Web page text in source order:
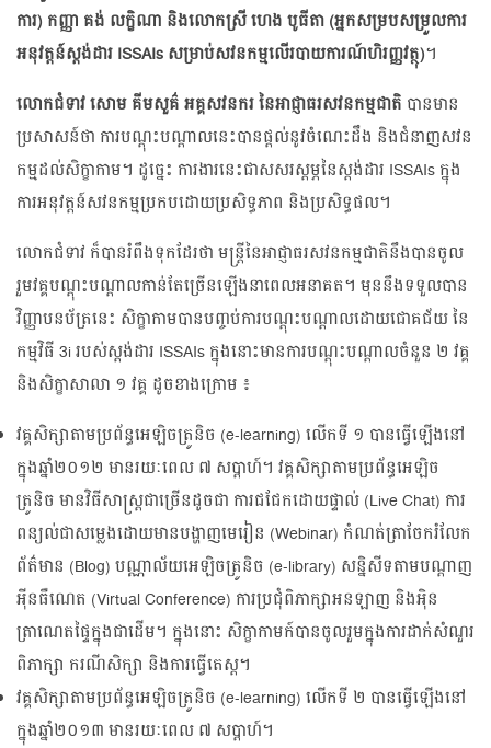
ការ) កញ្ញា គង់ លក្ខិណា និង​លោកស្រី ហេង បូធីតា (អ្នក​សម្រប​សម្រួល​ការ​
អនុវត្តន៍​ស្តង់ដារ ISSAIs សម្រាប់​សវនកម្ម​លើ​របាយការណ៍​ហិរញ្ញវត្ថុ)។
លោកជំទាវ សោម គីមសួគ៌ អគ្គសវនករ នៃ​អាជ្ញាធរ​សវនកម្ម​ជាតិ បាន​មាន​
ប្រសាសន៍​ថា ការ​បណ្តុះ​បណ្តាល​នេះ​បាន​ផ្តល់​នូវ​ចំណេះដឹង និង​ជំនាញ​សវន
កម្ម​ដល់​សិក្ខាកាម។ ដូច្នេះ ការងារ​នេះ​ជា​សសរ​ស្តម្ភ​នៃ​ស្តង់ដារ ISSAIs ក្នុង​
ការ​អនុវត្តន៍​សវនកម្ម​ប្រកប​ដោយ​ប្រសិទ្ធភាព និង​ប្រសិទ្ធផល។
លោកជំទាវ ក៏​បាន​រំពឹង​ទុក​ដែរ​ថា មន្ត្រី​នៃ​អាជ្ញាធរ​សវនកម្ម​ជាតិ​នឹង​បាន​ចូល​
រួម​វគ្គ​បណ្តុះ​បណ្តាល​កាន់​តែ​ច្រើន​ឡើង​នា​ពេល​អនាគត។ មុន​នឹង​ទទួល​បាន​
វិញ្ញាបនប័ត្រ​នេះ សិក្ខាកាម​បាន​បញ្ចប់​ការ​បណ្តុះ​បណ្តាល​ដោយ​ជោគជ័យ នៃ​
កម្មវិធី 3i របស់​ស្តង់ដារ ISSAIs ក្នុង​នោះ​មាន​ការ​បណ្តុះ​បណ្តាល​ចំនួន ២ វគ្គ
និង​សិក្ខា​សាលា ១ វគ្គ ដូច​ខាង​ក្រោម ៖
វគ្គ​សិក្សា​តាម​ប្រព័ន្ធ​អេឡិច​ត្រូនិច (e-learning) លើក​ទី ១ បាន​ធ្វើ​ឡើង​នៅ​
ក្នុង​ឆ្នាំ២០១២ មាន​រយៈពេល ៧ សប្តាហ៍។ វគ្គ​សិក្សា​តាម​ប្រព័ន្ធ​អេឡិច​
ត្រូនិច មាន​វិធីសាស្ត្រ​ជា​ច្រើន​ដូចជា ការ​ជជែក​ដោយ​ផ្ទាល់ (Live Chat) ការ​
ពន្យល់​ជា​សម្លេង​ដោយ​មាន​បង្ហាញ​មេរៀន (Webinar) កំណត់​ត្រា​ចែក​រំលែក​
ព័ត៌មាន (Blog) បណ្ណាល័យ​អេឡិច​ត្រូនិច (e-library) សន្និសីទ​តាម​បណ្តាញ​
អ៊ីនធឺណេត (Virtual Conference) ការ​ប្រជុំ​ពិភាក្សា​អនឡាញ និង​អ៊ិន
ត្រាណេត​ផ្ទៃក្នុង​ជាដើម។ ក្នុង​នោះ សិក្ខាកាម​ក៍​បាន​ចូល​រួម​ក្នុង​ការ​ដាក់​សំណួរ​
ពិភាក្សា ករណី​សិក្សា និង​ការ​ធ្វើ​តេស្ត។
វគ្គ​សិក្សា​តាម​ប្រព័ន្ធ​អេឡិច​ត្រូនិច (e-learning) លើក​ទី ២ បាន​ធ្វើ​ឡើង​នៅ
ក្នុង​ឆ្នាំ២០១៣ មាន​រយៈពេល ៧ សប្តាហ៍។